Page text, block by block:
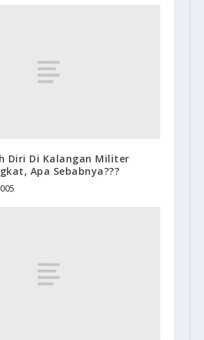
Diri Di Kalangan Militer
Apa Sebabnya???